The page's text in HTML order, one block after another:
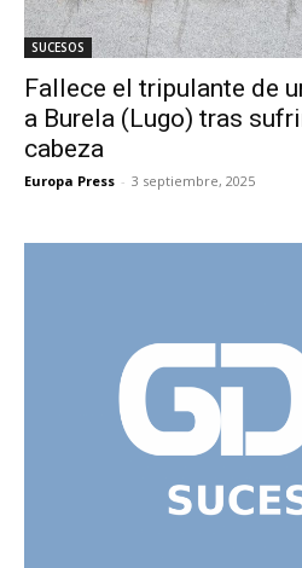
SUCESOS
Fallece el tripulante de
a Burela (Lugo) tras
cabeza
Europa Press - 3 septiembre, 2025